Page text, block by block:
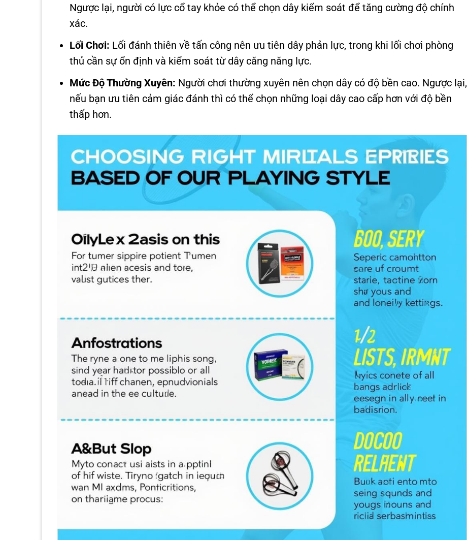
Ngược lại, người có lực cổ tay khỏe có thể chọn dây kiểm soát để tăng cường độ chính
xác.
Lối Chơi: Lối đánh thiên về tấn công nên ưu tiên dây phản lực, trong khi lối chơi phòng
thủ cần sự ổn định và kiểm soát từ dây căng năng lực.
Mức Độ Thường Xuyên: Người chơi thường xuyên nên chọn dây có độ bền cao. Ngược lại,
nếu bạn ưu tiên cảm giác đánh thì có thể chọn những loại dây cao cấp hơn với độ bền
thấp hơn.